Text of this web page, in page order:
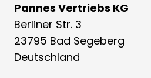
Pannes Vertriebs KG
Berliner Str. 3
23795 Bad Segeberg
Deutschland